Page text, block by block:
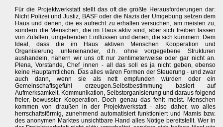
Für die Projektwerkstatt stellt das oft die größte Herausforderungen dar:
Nicht Polizei und Justiz, BASF oder die Nazis der Umgebung setzen dem
Haus und denen, die es aufrecht zu erhalten versuchen, am meisten zu,
sondern die Menschen, die im Haus aktiv sind, aber sich treiben lassen
von Zufällen, umgebenden Einflüssen und denen, die sich kümmern. Dem
Ideal, dass die im Haus aktiven Menschen Kooperation und
Organisierung untereinander, d.h. ohne vorgegebene Strukturen
aushandeln, nähern wir uns oft nur zentimeterweise oder gar nicht an.
Plena, Vorstände, Chef_innen - all das soll es ja nicht geben, ebenso
keine Hauptamtlichen. Das alles wären Formen der Steuerung - und zwar
auch dann, wenn sie als nett empfunden würden oder ein
Gemeinschaftsgefühl erzeugen.Selbstbestimmung basiert auf
Aufmerksamkeit, Kommunikation, Selbstorganisierung und daraus folgend
freier, bewusster Kooperation. Doch genau das fehlt meist. Menschen
kommen von draußen in der Projektwerkstatt - also daher, wo alles
herrschaftsförmig, zunehmend automatisiert funktioniert und Mamis bzw.
des anonymen Marktes unsichtbare Hand alles Nötige bereitstellt. Wer in